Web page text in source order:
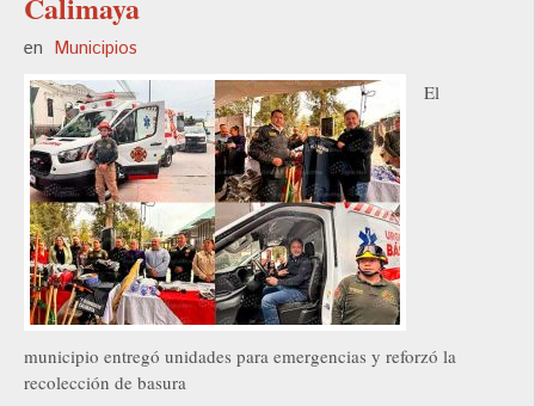
en Municipios
El
municipio entregó unidades para emergencias y reforzó la
recolección de basura